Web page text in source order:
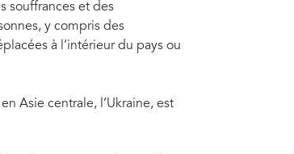
souffrances et des
y compris des
à l’intérieur du pays ou
Asie centrale, l’Ukraine, est